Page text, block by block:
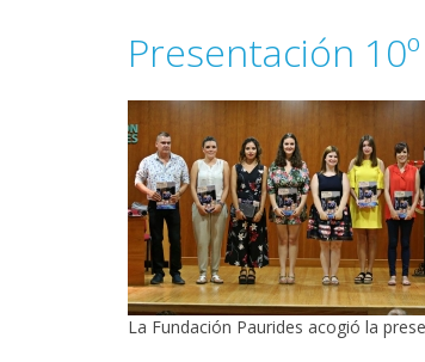
Presentación
La Fundación Paurides acogió la